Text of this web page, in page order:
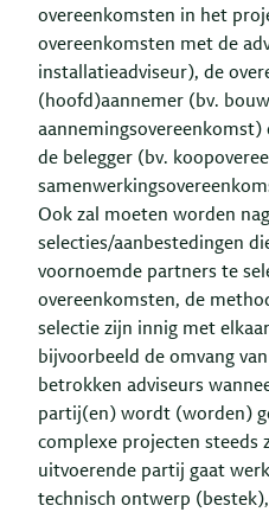
overeenkomsten in het
overeenkomsten met de
installatieadviseur), de
(hoofd)aannemer (bv.
de belegger (bv.
Ook zal moeten worden
selecties/aanbestedingen
voornoemde partners te
overeenkomsten, de
selectie zijn innig met
bijvoorbeeld de omvang
betrokken adviseurs
partij(en) wordt (worden)
complexe projecten steeds
uitvoerende partij gaat
technisch ontwerp